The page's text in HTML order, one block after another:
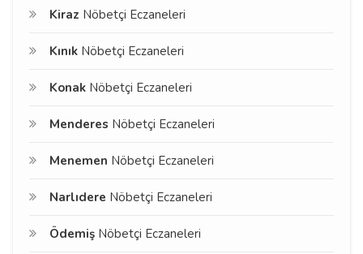
Kiraz Nöbetçi Eczaneleri
Kınık Nöbetçi Eczaneleri
Konak Nöbetçi Eczaneleri
Menderes Nöbetçi Eczaneleri
Menemen Nöbetçi Eczaneleri
Narlıdere Nöbetçi Eczaneleri
Ödemiş Nöbetçi Eczaneleri